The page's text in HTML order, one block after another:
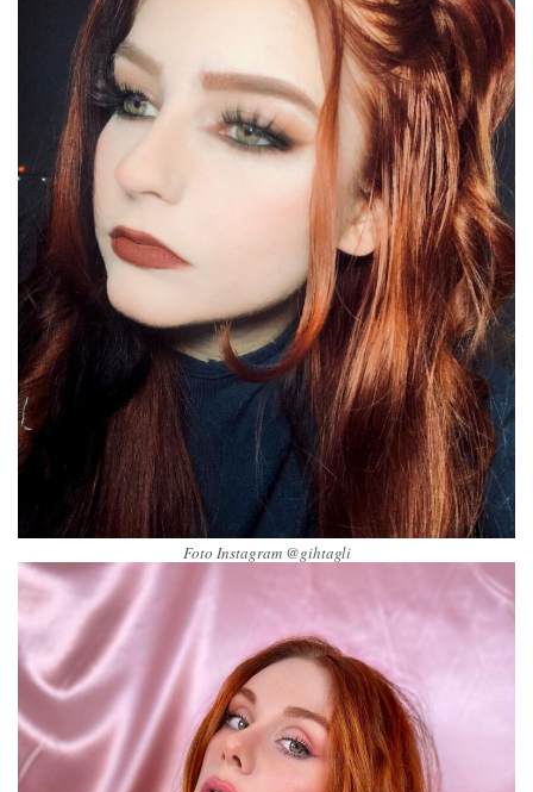
Foto Instagram @gihtagli